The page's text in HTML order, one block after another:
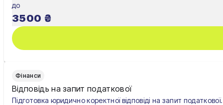
Черкаси
Шостка
Житомир
до
3500 ₴
Фінанси
Відповідь на запит податкової
Підготовка юридично коректної відповіді на запит податкової.